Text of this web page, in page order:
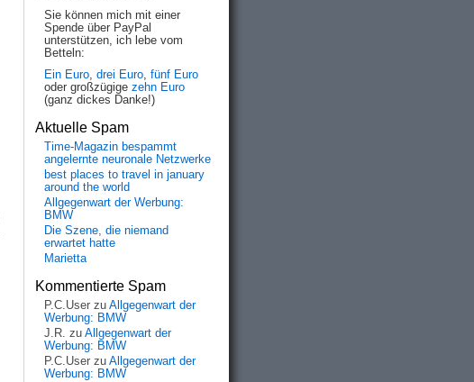
Sie können mich mit einer
Spende über PayPal
unterstützen, ich lebe vom
Betteln:
Ein Euro, drei Euro, fünf Euro
oder großzügige zehn Euro
(ganz dickes Danke!)
Aktuelle Spam
Time-Magazin bespammt
angelernte neuronale Netzwerke
best places to travel in january
around the world
Allgegenwart der Werbung:
BMW
Die Szene, die niemand
erwartet hatte
Marietta
Kommentierte Spam
P.C.User zu Allgegenwart der
Werbung: BMW
J.R. zu Allgegenwart der
Werbung: BMW
P.C.User zu Allgegenwart der
Werbung: BMW